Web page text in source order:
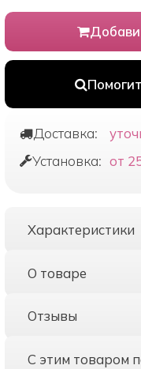
Доставка:
Установка: от
Характеристики
О товаре
Отзывы
С этим товаром